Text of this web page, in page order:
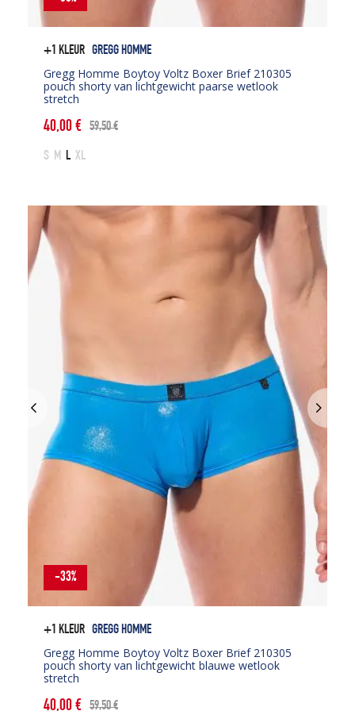
+1 KLEUR GREGG HOMME
Gregg Homme Boytoy Voltz Boxer Brief 210305
pouch shorty van lichtgewicht paarse wetlook
stretch
59,50€
Oorspronkelijke
prijs
40,00€
Huidige
prijs
S M L XL
+1 KLEUR GREGG HOMME
Gregg Homme Boytoy Voltz Boxer Brief 210305
pouch shorty van lichtgewicht blauwe wetlook
stretch
59,50€
40,00€
-33%